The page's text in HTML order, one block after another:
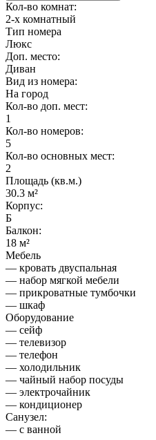
Кол-во комнат:
2-х комнатный
Тип номера
Люкс
Доп. место:
Диван
Вид из номера:
На город
Кол-во доп. мест:
1
Кол-во номеров:
5
Кол-во основных мест:
2
Площадь (кв.м.)
30.3 м²
Корпус:
Б
Балкон:
18 м²
Мебель
— кровать двуспальная
— набор мягкой мебели
— прикроватные тумбочки
— шкаф
Оборудование
— сейф
— телевизор
— телефон
— холодильник
— чайный набор посуды
— электрочайник
— кондиционер
Санузел:
— с ванной